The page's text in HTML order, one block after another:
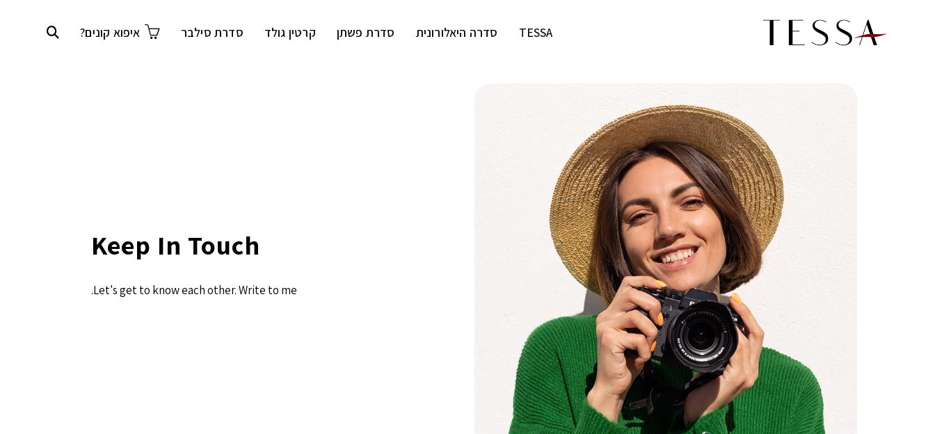
TESSA סדרה היאלורונית סדרת פשתן קרטין גולד סדרת סילבר איפוא קונים?
Keep In Touch
Let's get to know each other. Write to me.